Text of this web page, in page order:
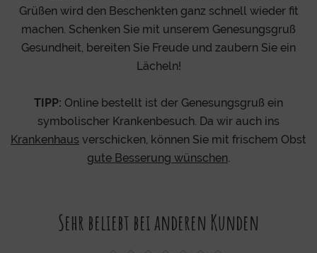
Grüßen wird den Beschenkten ganz schnell wieder fit
machen. Schenken Sie mit unserem Genesungsgruß
Gesundheit, bereiten Sie Freude und zaubern Sie ein
Lächeln!
TIPP: Online bestellt ist der Genesungsgruß ein
symbolischer Krankenbesuch. Da wir auch ins
Krankenhaus verschicken, können Sie mit frischem Obst
gute Besserung wünschen.
Sehr beliebt bei anderen Kunden